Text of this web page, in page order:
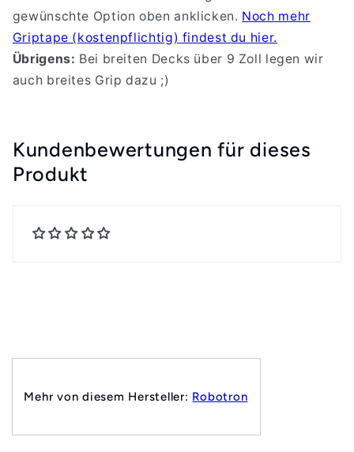
gewünschte Option oben anklicken. Noch mehr
Griptape (kostenpflichtig) findest du hier.
Übrigens: Bei breiten Decks über 9 Zoll legen wir
auch breites Grip dazu ;)
Kundenbewertungen für dieses
Produkt
Mehr von diesem Hersteller: Robotron